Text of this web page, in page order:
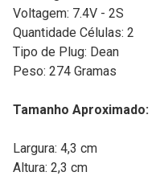
Voltagem: 7.4V - 2S
Quantidade Células: 2
Tipo de Plug: Dean
Peso: 274 Gramas
Tamanho Aproximado:
Largura: 4,3 cm
Altura: 2,3 cm